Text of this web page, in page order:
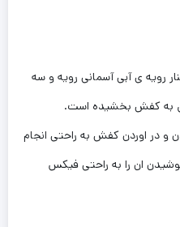
رویه ی آبی آسمانی رویه و سه
به کفش بخشیده است.
در اوردن کفش به راحتی انجام‌
ان را به راحتی فیکس